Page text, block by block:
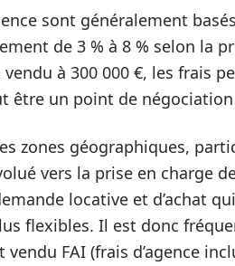
sont généralement
de 3 % à 8 % selon la
à 300 000 €, les frais
être un point de
zones géographiques,
vers la prise en charge
locative et d’achat
flexibles. Il est donc
vendu FAI (frais d’agence